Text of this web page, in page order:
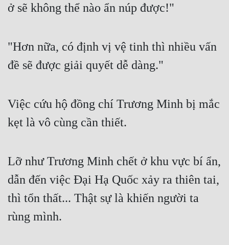
ở sẽ không thể nào ẩn núp được!"
"Hơn nữa, có định vị vệ tinh thì nhiều vấn
đề sẽ được giải quyết dễ dàng."
Việc cứu hộ đồng chí Trương Minh bị mắc
kẹt là vô cùng cần thiết.
Lỡ như Trương Minh chết ở khu vực bí ẩn,
dẫn đến việc Đại Hạ Quốc xảy ra thiên tai,
thì tổn thất... Thật sự là khiến người ta
rùng mình.